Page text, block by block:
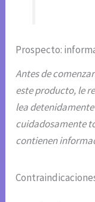
Prospecto:
Antes de
este producto, le
lea
cuidadosamente
contienen